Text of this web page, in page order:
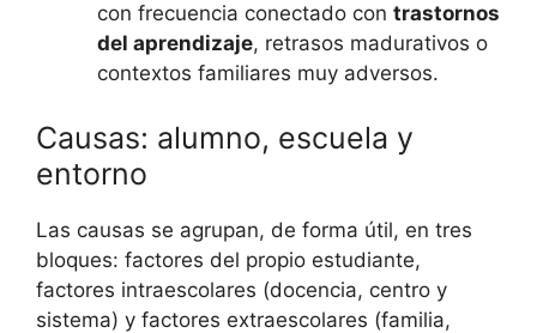
con frecuencia conectado con trastornos
del aprendizaje, retrasos madurativos o
contextos familiares muy adversos.
Causas: alumno, escuela y
entorno
Las causas se agrupan, de forma útil, en tres
bloques: factores del propio estudiante,
factores intraescolares (docencia, centro y
sistema) y factores extraescolares (familia,